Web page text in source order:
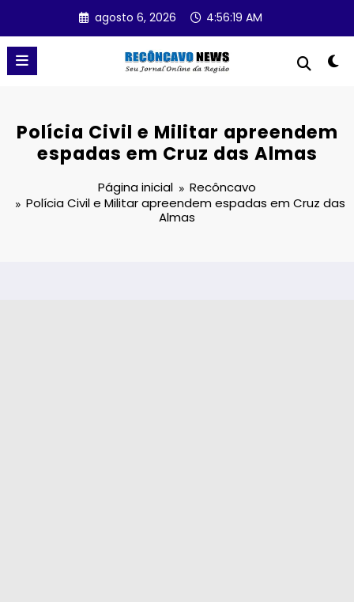
o
conteúdo
agosto 6, 2026 4:56:19 AM
Polícia Civil e Militar apreendem
espadas em Cruz das Almas
Página inicial
Recôncavo
Polícia Civil e Militar apreendem espadas em Cruz das
Almas